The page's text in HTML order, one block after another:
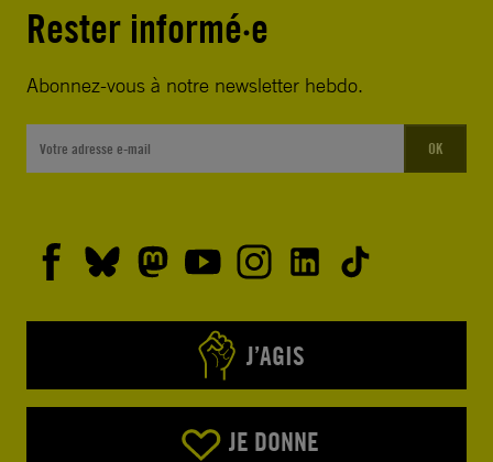
Rester informé·e
Abonnez-vous à notre newsletter hebdo.
OK
J’AGIS
JE DONNE